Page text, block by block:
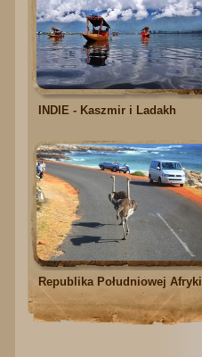
INDIE - Kaszmir i Ladakh
Republika Południowej Afryki